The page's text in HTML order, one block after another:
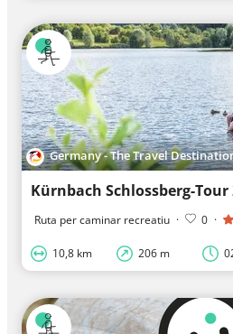
Germany - The Travel
Ruta per caminar recreatiu · 0 ·
10,8 km 206 m